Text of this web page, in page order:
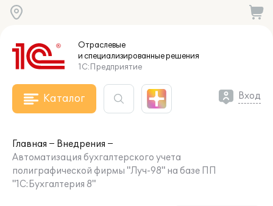
Отраслевые
и специализированныерешения
1С:Предприятие
Каталог Вход
Главная
Внедрения
Автоматизация бухгалтерского учета
полиграфической фирмы "Луч-98" на базе ПП
"1С:Бухгалтерия 8"